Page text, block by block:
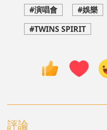
#演唱會 #娛樂
#TWINS SPIRIT
評論